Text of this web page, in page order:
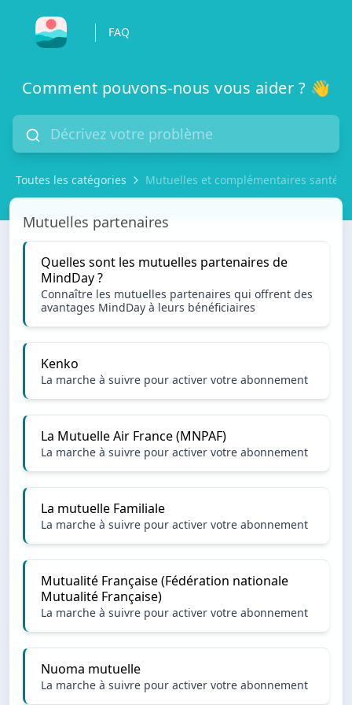
FAQ
Comment pouvons-nous vous aider ? 👋
Toutes les catégories Mutuelles et complémentaires santé
Mutuelles et complémentaires santé partenaires
Mutuelles partenaires
Quelles sont les mutuelles partenaires de
MindDay ?
Connaître les mutuelles partenaires qui offrent des
avantages MindDay à leurs bénéficiaires
Kenko
La marche à suivre pour activer votre abonnement
La Mutuelle Air France (MNPAF)
La marche à suivre pour activer votre abonnement
La mutuelle Familiale
La marche à suivre pour activer votre abonnement
Mutualité Française (Fédération nationale
Mutualité Française)
La marche à suivre pour activer votre abonnement
Nuoma mutuelle
La marche à suivre pour activer votre abonnement